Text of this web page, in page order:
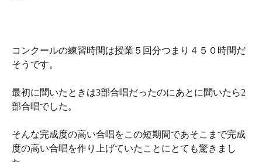
コンクールの練習時間は授業５回分つまり４５０時間だ
そうです。
最初に聞いたときは3部合唱だったのにあとに聞いたら2
部合唱でした。
そんな完成度の高い合唱をこの短期間であそこまで完成
度の高い合唱を作り上げていたことにとても驚きまし